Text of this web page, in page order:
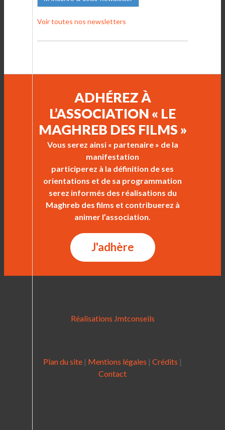
Voir toutes nos newsletters
ADHÉREZ À
L’ASSOCIATION « LE
MAGHREB DES FILMS »
Vous serez ainsi « partenaire » de la
manifestation
participerez à la définition de ses
orientations et de sa programmation
serez informés des réalisations du
Maghreb des films et contribuerez à
animer l’association.
J'adhère
Réalisations Jmtconseils
Plan du site | Mentions légales | Crédits |
Contact